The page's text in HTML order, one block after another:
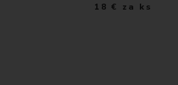
18 € za ks